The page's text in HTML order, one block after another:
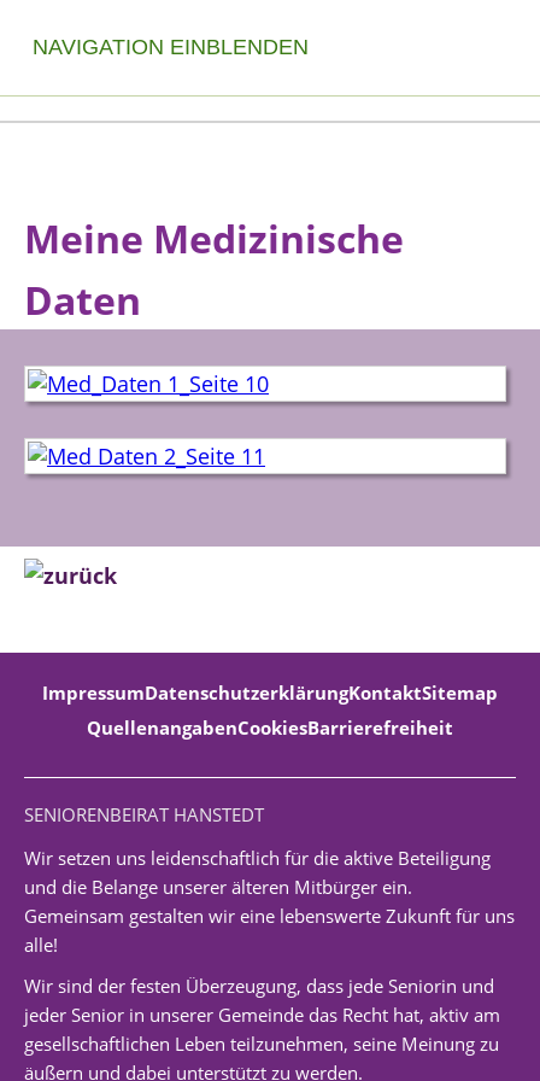
NAVIGATION EINBLENDEN
Meine Medizinische
Daten
ImpressumDatenschutzerklärungKontaktSitemap
QuellenangabenCookiesBarrierefreiheit
SENIORENBEIRAT HANSTEDT
Wir setzen uns leidenschaftlich für die aktive Beteiligung
und die Belange unserer älteren Mitbürger ein.
Gemeinsam gestalten wir eine lebenswerte Zukunft für uns
alle!
Wir sind der festen Überzeugung, dass jede Seniorin und
jeder Senior in unserer Gemeinde das Recht hat, aktiv am
gesellschaftlichen Leben teilzunehmen, seine Meinung zu
äußern und dabei unterstützt zu werden.